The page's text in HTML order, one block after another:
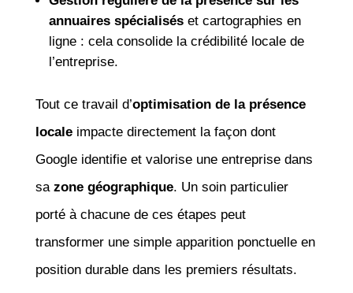
annuaires spécialiséset cartographies en
ligne : cela consolide la crédibilité locale de
l’entreprise.
Tout ce travail d’optimisation de la présence
localeimpacte directement la façon dont
Google identifie et valorise une entreprise dans
sa zone géographique. Un soin particulier
porté à chacune de ces étapes peut
transformer une simple apparition ponctuelle en
position durable dans les premiers résultats.